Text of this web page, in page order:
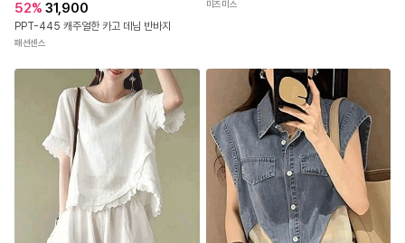
야외(실내)촬영 특성상 실제 상품과 컬러차이가 있을 수 있습니다.
52% 31,900
PPT-445 캐주얼한 카고 데님 반바지
패션센스
미즈미스